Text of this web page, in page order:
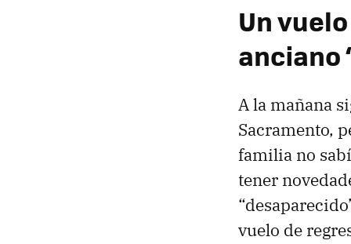
Un
anciano
A la mañana
Sacramento,
familia no
tener
vuelo de